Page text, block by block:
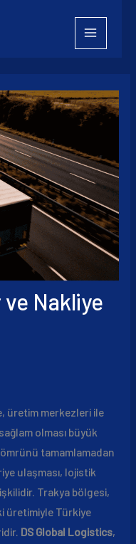
ve Nakliye
üretim merkezleri ile
olması büyük
tamamlamadan
ulaşması, lojistik
Trakya bölgesi,
üretimiyle Türkiye
DS Global Logistics,